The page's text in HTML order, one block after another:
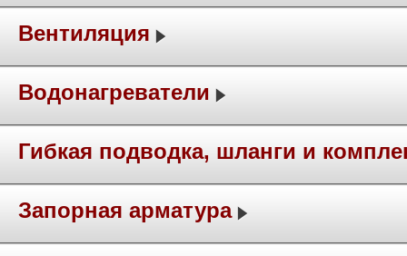
Вентиляция
Водонагреватели
Гибкая подводка, шланги и
Запорная арматура